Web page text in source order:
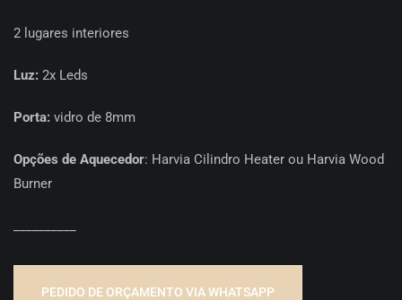
2 lugares interiores
Luz: 2x Leds
Porta: vidro de 8mm
Opções de Aquecedor: Harvia Cilindro Heater ou Harvia Wood
Burner
PEDIDO DE ORÇAMENTO VIA WHATSAPP